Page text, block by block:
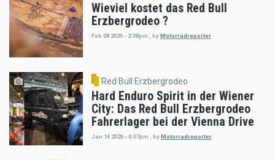
Wieviel kostet das Red Bull
Erzbergrodeo ?
Feb 08 2026 - 2:08pm , byMotorradreporter
Red Bull Erzbergrodeo
Hard Enduro Spirit in der Wiener
City: Das Red Bull Erzbergrodeo
Fahrerlager bei der Vienna Drive
Jan 14 2026 - 6:07pm byMotorradreporter